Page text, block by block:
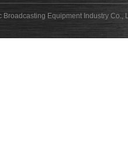
Equipment Industry